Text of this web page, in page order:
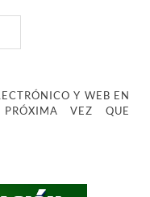
Y WEB EN
VEZ QUE